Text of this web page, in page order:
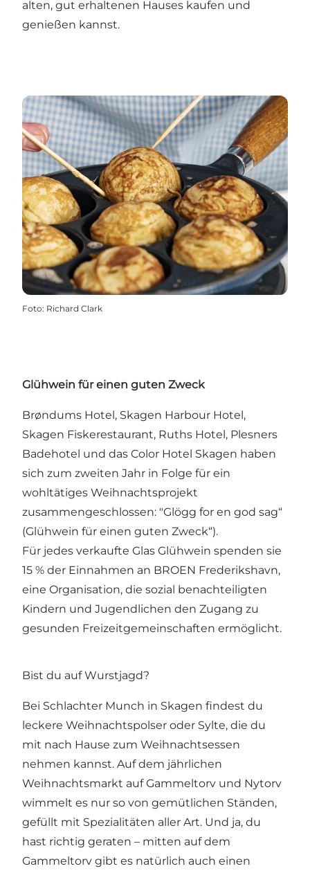
alten, gut erhaltenen Hauses kaufen und
genießen kannst.
Foto: Richard Clark
Glühwein für einen guten Zweck
Brøndums Hotel, Skagen Harbour Hotel,
Skagen Fiskerestaurant, Ruths Hotel, Plesners
Badehotel und das Color Hotel Skagen haben
sich zum zweiten Jahr in Folge für ein
wohltätiges Weihnachtsprojekt
zusammengeschlossen: "Glögg for en god sag“
(Glühwein für einen guten Zweck“).
Für jedes verkaufte Glas Glühwein spenden sie
15 % der Einnahmen an BROEN Frederikshavn,
eine Organisation, die sozial benachteiligten
Kindern und Jugendlichen den Zugang zu
gesunden Freizeitgemeinschaften ermöglicht.
Bist du auf Wurstjagd?
Bei Schlachter Munch in Skagen findest du
leckere Weihnachtspolser oder Sylte, die du
mit nach Hause zum Weihnachtsessen
nehmen kannst. Auf dem jährlichen
Weihnachtsmarkt auf Gammeltorv und Nytorv
wimmelt es nur so von gemütlichen Ständen,
gefüllt mit Spezialitäten aller Art. Und ja, du
hast richtig geraten – mitten auf dem
Gammeltorv gibt es natürlich auch einen